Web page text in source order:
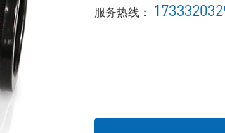
服务热线：